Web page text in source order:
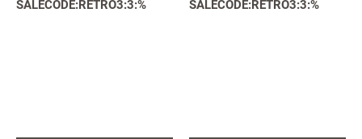
SALECODE:RETRO3:3:% SALECODE:RETRO3:3:%